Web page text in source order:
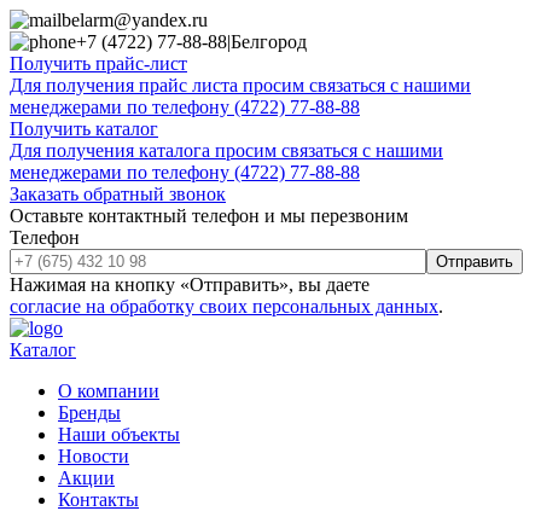
belarm@yandex.ru
+7 (4722) 77-88-88|Белгород
Получить прайс-лист
Для получения прайс листа просим связаться с нашими
менеджерами по телефону (4722) 77-88-88
Получить каталог
Для получения каталога просим связаться с нашими
менеджерами по телефону (4722) 77-88-88
Заказать обратный звонок
Оставьте контактный телефон и мы перезвоним
Телефон
Отправить
Нажимая на кнопку «Отправить», вы даете
согласие на обработку своих персональных данных.
Каталог
О компании
Бренды
Наши объекты
Новости
Акции
Контакты